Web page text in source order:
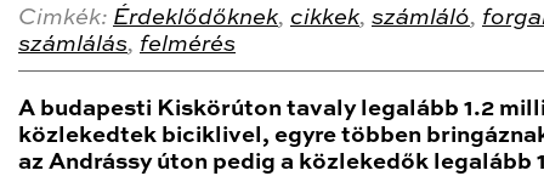
Cimkék: Érdeklődőknek, cikkek, számláló,
számlálás, felmérés
A budapesti Kiskörúton tavaly legalább 1.2
közlekedtek biciklivel, egyre többen
az Andrássy úton pedig a közlekedők legalább